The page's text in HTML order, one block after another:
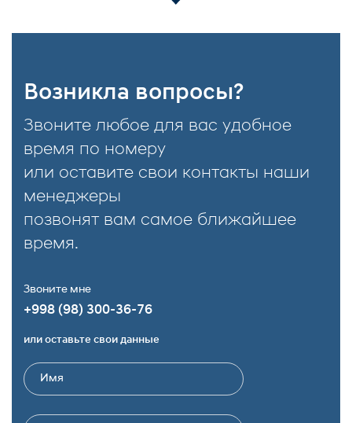
качество. Этот комплект мягкой мебели –
классической гостиной, так и для
представительского кабинета.
повседневном использовании.
кресла Ducale:
✔ Стильный классический дизайн с резными
элементами
Возникла вопросы?
Звоните любое для вас удобное
время по номеру
или оставите свои контакты наши
менеджеры
позвонят вам самое ближайшее
время.
Звоните мне
+998 (98) 300-36-76
или оставьте свои данные